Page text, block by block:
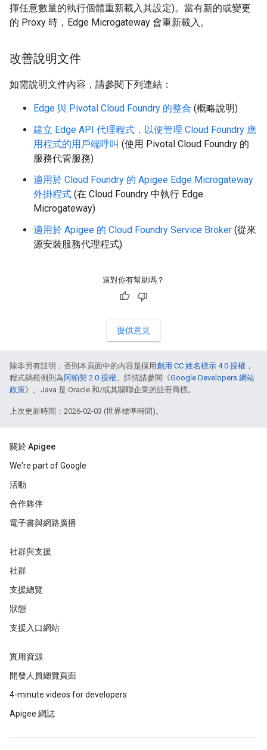
揮任意數量的執行個體重新載入其設定)。當有新的或變更
的 Proxy 時，Edge Microgateway 會重新載入。
改善說明文件
如需說明文件內容，請參閱下列連結：
Edge 與 Pivotal Cloud Foundry 的整合 (概略說明)
建立 Edge API 代理程式，以便管理 Cloud Foundry 應
用程式的用戶端呼叫 (使用 Pivotal Cloud Foundry 的
服務代管服務)
適用於 Cloud Foundry 的 Apigee Edge Microgateway
外掛程式 (在 Cloud Foundry 中執行 Edge
Microgateway)
適用於 Apigee 的 Cloud Foundry Service Broker (從來
源安裝服務代理程式)
這對你有幫助嗎？
提供意見
除非另有註明，否則本頁面中的內容是採用創用 CC 姓名標示 4.0 授權 ，
程式碼範例則為阿帕契 2.0 授權。詳情請參閱《Google Developers 網站
政策》。Java 是 Oracle 和/或其關聯企業的註冊商標。
上次更新時間：2026-02-03 (世界標準時間)。
關於 Apigee
We're part of Google
活動
合作夥伴
電子書與網路廣播
社群與支援
社群
支援總覽
狀態
支援入口網站
實用資源
開發人員總覽頁面
4-minute videos for developers
Apigee 網誌